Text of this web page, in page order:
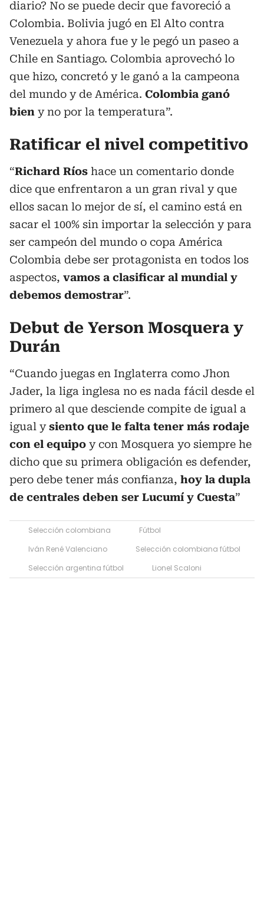
diario? No se puede decir que favoreció a
Colombia. Bolivia jugó en El Alto contra
Venezuela y ahora fue y le pegó un paseo a
Chile en Santiago. Colombia aprovechó lo
que hizo, concretó y le ganó a la campeona
del mundo y de América. Colombia ganó
bien y no por la temperatura”.
Ratificar el nivel competitivo
“Richard Ríos hace un comentario donde
dice que enfrentaron a un gran rival y que
ellos sacan lo mejor de sí, el camino está en
sacar el 100% sin importar la selección y para
ser campeón del mundo o copa América
Colombia debe ser protagonista en todos los
aspectos, vamos a clasificar al mundial y
debemos demostrar”.
Debut de Yerson Mosquera y
Durán
“Cuando juegas en Inglaterra como Jhon
Jader, la liga inglesa no es nada fácil desde el
primero al que desciende compite de igual a
igual ysiento que le falta tener más rodaje
con el equipo y con Mosquera yo siempre he
dicho que su primera obligación es defender,
pero debe tener más confianza, hoy la dupla
de centrales deben ser Lucumí y Cuesta”
Selección colombiana
Fútbol
Iván René Valenciano
Selección colombiana fútbol
Selección argentina fútbol
Lionel Scaloni